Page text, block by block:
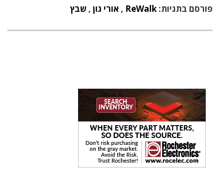
פורסם בתגיות: ReWalk
, אורי גון , שבץ